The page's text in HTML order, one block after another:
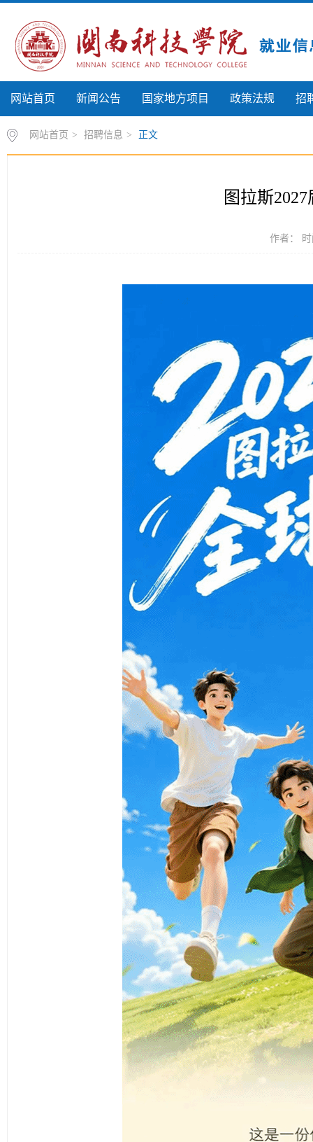
网站首页 新闻公告 国家地方项目 政策法规 招
网站首页 > 招聘信息 > 正文
图拉斯
作者： 时